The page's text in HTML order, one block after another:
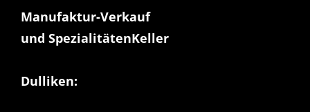
Manufaktur-Verkauf
und SpezialitätenKeller
Dulliken: